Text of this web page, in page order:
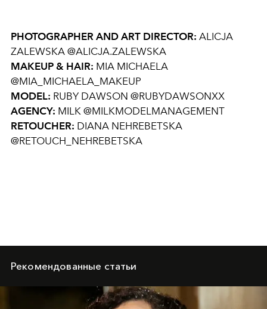
PHOTOGRAPHER AND ART DIRECTOR: ALICJA
ZALEWSKA @ALICJA.ZALEWSKA
MAKEUP & HAIR: MIA MICHAELA
@MIA_MICHAELA_MAKEUP
MODEL: RUBY DAWSON @RUBYDAWSONXX
AGENCY: MILK @MILKMODELMANAGEMENT
RETOUCHER: DIANA NEHREBETSKA
@RETOUCH_NEHREBETSKA
Рекомендованные статьи